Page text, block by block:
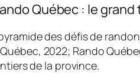
Québec : le
des défis de
2022; Rando
de la province.